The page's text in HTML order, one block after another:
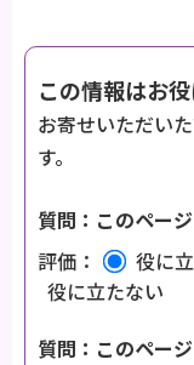
この情報はお
お寄せいただい
す。
質問：このペー
評価：
役に
役に立たない
質問：このペー